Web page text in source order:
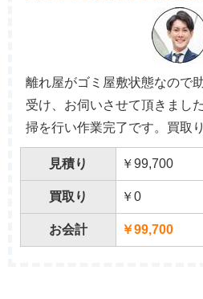
離れ屋がゴミ屋敷状態なので
受け、お伺いさせて頂きまし
掃を行い作業完了です。買取
見積り ￥99,700
買取り ￥0
お会計 ￥99,700